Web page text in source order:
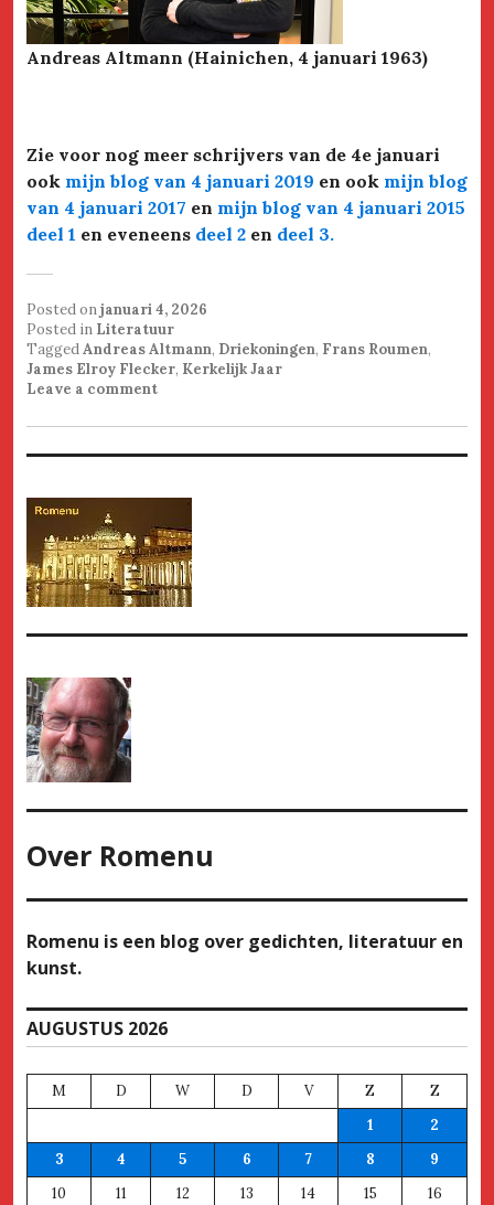
Andreas Altmann (Hainichen, 4 januari 1963)
Zie voor nog meer schrijvers van de 4e januari
ook mijn blog van 4 januari 2019 en ook mijn blog
van 4 januari 2017 en mijn blog van 4 januari 2015
deel 1 en eveneens deel 2 en deel 3.
Posted onjanuari 4, 2026
Posted in Literatuur
TaggedAndreas Altmann, Driekoningen, Frans Roumen,
James Elroy Flecker, Kerkelijk Jaar
Leave a comment
Over Romenu
Romenu is een blog over gedichten, literatuur en
kunst.
AUGUSTUS 2026
M D W D V Z
Z
1
2
3
4 5 6 7 8
9
10
11 12 13 14 15
16